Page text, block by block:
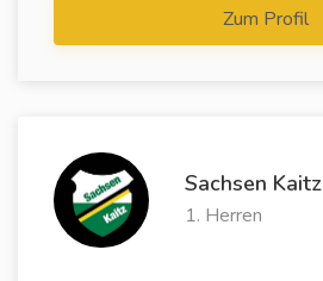
Zum Profil
Sachsen Kaitz
1. Herren